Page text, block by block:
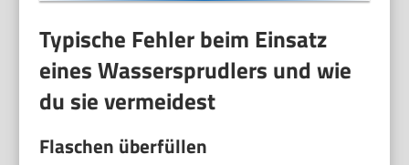
Typische Fehler beim Einsatz
eines Wassersprudlers und wie
du sie vermeidest
Flaschen überfüllen